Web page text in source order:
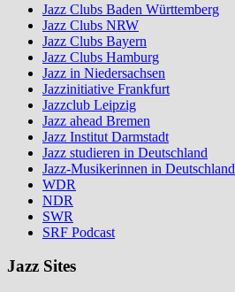
Jazz Clubs Baden Württemberg
Jazz Clubs NRW
Jazz Clubs Bayern
Jazz Clubs Hamburg
Jazz in Niedersachsen
Jazzinitiative Frankfurt
Jazzclub Leipzig
Jazz ahead Bremen
Jazz Institut Darmstadt
Jazz studieren in Deutschland
Jazz-Musikerinnen in Deutschland
WDR
NDR
SWR
SRF Podcast
Jazz Sites